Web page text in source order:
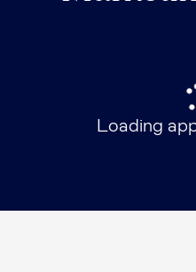
Loading